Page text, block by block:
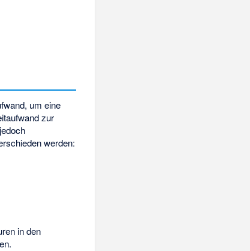
um eine
zur
werden:
in den